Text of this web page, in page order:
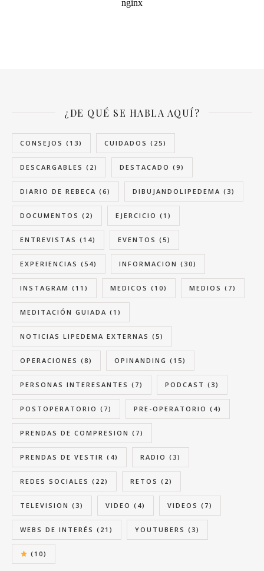
¿DE QUÉ SE HABLA AQUÍ?
CONSEJOS (13) CUIDADOS (25)
DESCARGABLES (2) DESTACADO (9)
DIARIO DE REBECA (6) DIBUJANDOLIPEDEMA (3)
DOCUMENTOS (2) EJERCICIO (1)
ENTREVISTAS (14) EVENTOS (5)
EXPERIENCIAS (54) INFORMACION (30)
INSTAGRAM (11) MEDICOS (10) MEDIOS (7)
MEDITACIÓN GUIADA (1)
NOTICIAS LIPEDEMA EXTERNAS (5)
OPERACIONES (8) OPINANDING (15)
PERSONAS INTERESANTES (7) PODCAST (3)
POSTOPERATORIO (7) PRE-OPERATORIO (4)
PRENDAS DE COMPRESION (7)
PRENDAS DE VESTIR (4) RADIO (3)
REDES SOCIALES (22) RETOS (2)
TELEVISION (3) VIDEO (4) VIDEOS (7)
WEBS DE INTERÉS (21) YOUTUBERS (3)
(10)